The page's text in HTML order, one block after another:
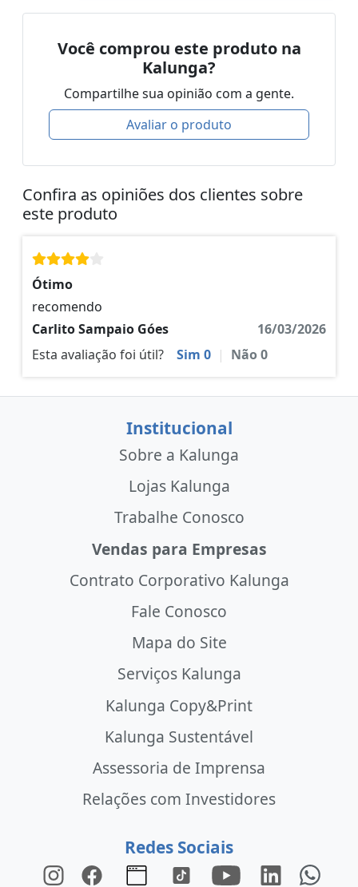
Você comprou este produto na
Kalunga?
Compartilhe sua opinião com a gente.
Avaliar o produto
Confira as opiniões dos clientes sobre
este produto
Ótimo
recomendo
Carlito Sampaio Góes
16/03/2026
Esta avaliação foi útil?
Sim 0 | Não0
Institucional
Sobre a Kalunga
Lojas Kalunga
Trabalhe Conosco
Vendas para Empresas
Contrato Corporativo Kalunga
Fale Conosco
Mapa do Site
Serviços Kalunga
Kalunga Copy&Print
Kalunga Sustentável
Assessoria de Imprensa
Relações com Investidores
Redes Sociais